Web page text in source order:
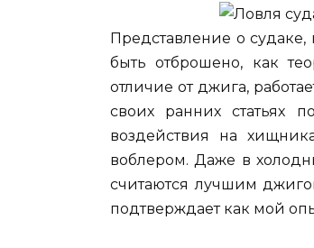
Представление о судаке,
быть отброшено, как
отличие от джига,
своих ранних статьях
воздействия на
воблером. Даже в
считаются лучшим
подтверждает как мой